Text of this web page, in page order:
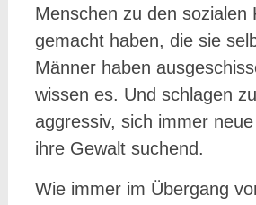
Menschen zu den sozialen
gemacht haben, die sie
Männer haben
wissen es. Und schlagen
aggressiv, sich immer
ihre Gewalt suchend.
Wie immer im Übergang